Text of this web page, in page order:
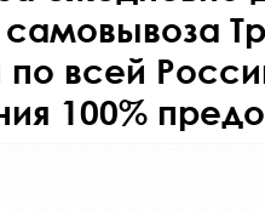
самовывоза
всей
100%